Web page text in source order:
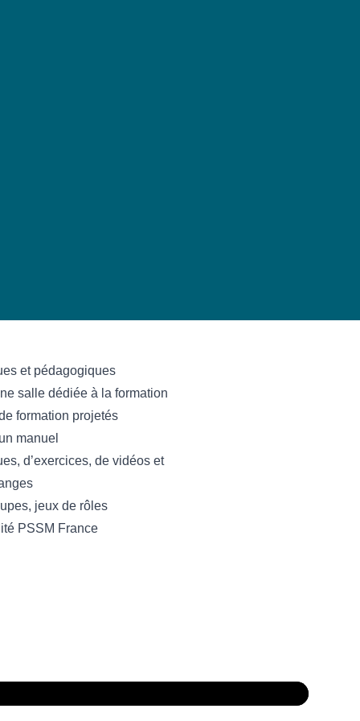
et pédagogiques
salle dédiée à la formation
formation projetés
manuel
d’exercices, de vidéos et
jeux de rôles
PSSM France